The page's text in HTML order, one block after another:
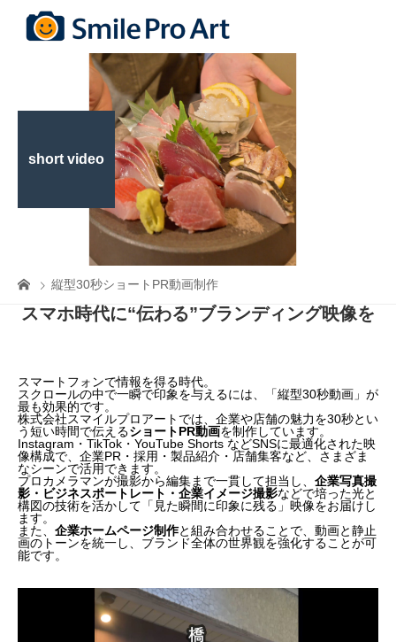
short video
縦型30秒ショートPR動画制作
スマホ時代に“伝わる”ブランディング映像を
スマートフォンで情報を得る時代。
スクロールの中で一瞬で印象を与えるには、「縦型30秒動画」が
最も効果的です。
株式会社スマイルプロアートでは、企業や店舗の魅力を30秒とい
う短い時間で伝えるショートPR動画を制作しています。
Instagram・TikTok・YouTube Shorts などSNSに最適化された映
像構成で、企業PR・採用・製品紹介・店舗集客など、さまざま
なシーンで活用できます。
プロカメラマンが撮影から編集まで一貫して担当し、 企業写真撮
影・ビジネスポートレート・企業イメージ撮影などで培った光と
構図の技術を活かして 「見た瞬間に印象に残る」映像をお届けし
ます。
また、 企業ホームページ制作と組み合わせることで、動画と静止
画のトーンを統一し、ブランド全体の世界観を強化することが可
能です。